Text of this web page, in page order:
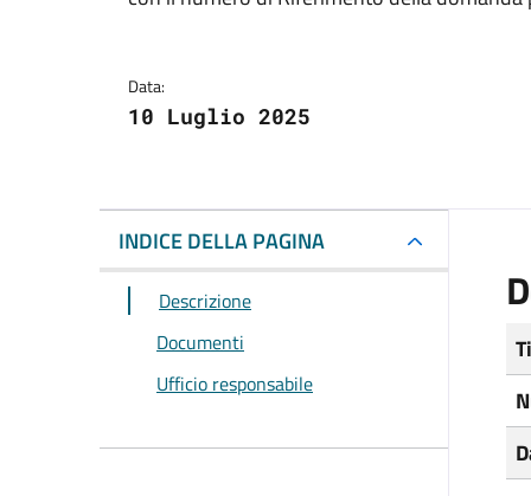
Data:
10 Luglio 2025
INDICE DELLA PAGINA
Descrizione
Documenti
Ufficio responsabile